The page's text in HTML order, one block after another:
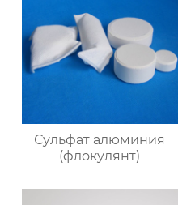
Сульфат алюминия
(флокулянт)